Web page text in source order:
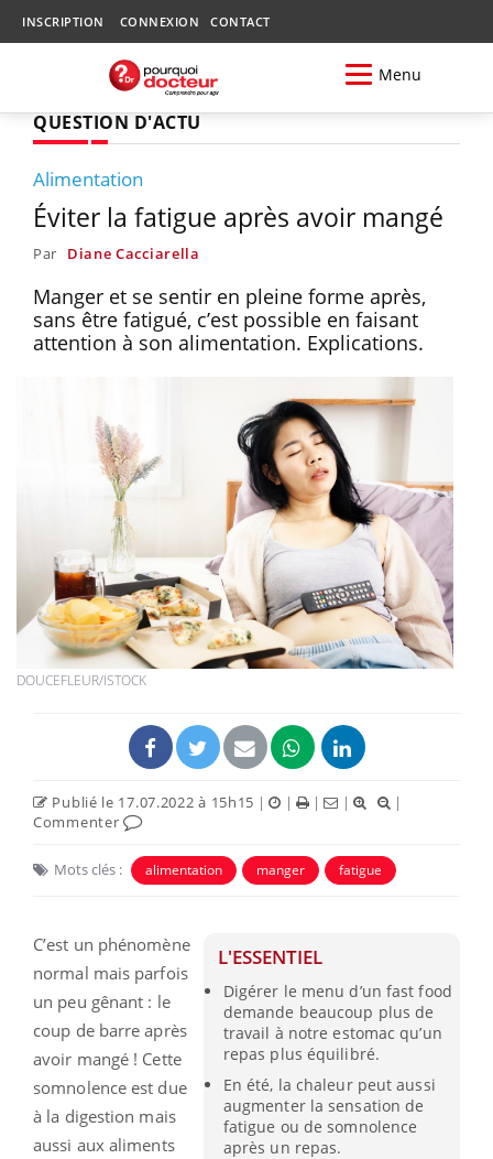
INSCRIPTION CONNEXION CONTACT
Menu
QUESTION D'ACTU
Alimentation
Éviter la fatigue après avoir mangé
Par Diane Cacciarella
Manger et se sentir en pleine forme après,
sans être fatigué, c’est possible en faisant
attention à son alimentation. Explications.
DOUCEFLEUR/ISTOCK
Publié le 17.07.2022 à 15h15 | | | |
|
Commenter
Mots clés : alimentation manger fatigue
L'ESSENTIEL
Digérer le menu d’un fast food
demande beaucoup plus de
travail à notre estomac qu’un
repas plus équilibré.
En été, la chaleur peut aussi
augmenter la sensation de
fatigue ou de somnolence
après un repas.
C’est un phénomène
normal mais parfois
un peu gênant : le
coup de barre après
avoir mangé ! Cette
somnolence est due
à la digestion mais
aussi aux aliments